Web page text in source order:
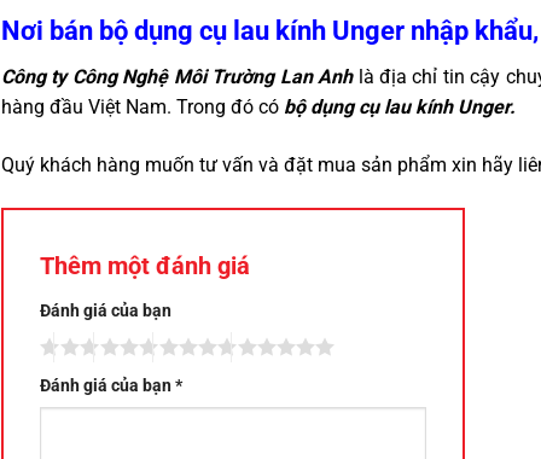
Nơi bán bộ dụng cụ lau kính Unger nhập
Công ty Công Nghệ Môi Trường Lan Anhlà địa chỉ tin cậy
hàng đầu Việt Nam. Trong đó có bộ dụng cụ lau kính Unger.
Quý khách hàng muốn tư vấn và đặt mua sản phẩm xin hãy
Thêm một đánh giá
Đánh giá của bạn
Đánh giá của bạn*